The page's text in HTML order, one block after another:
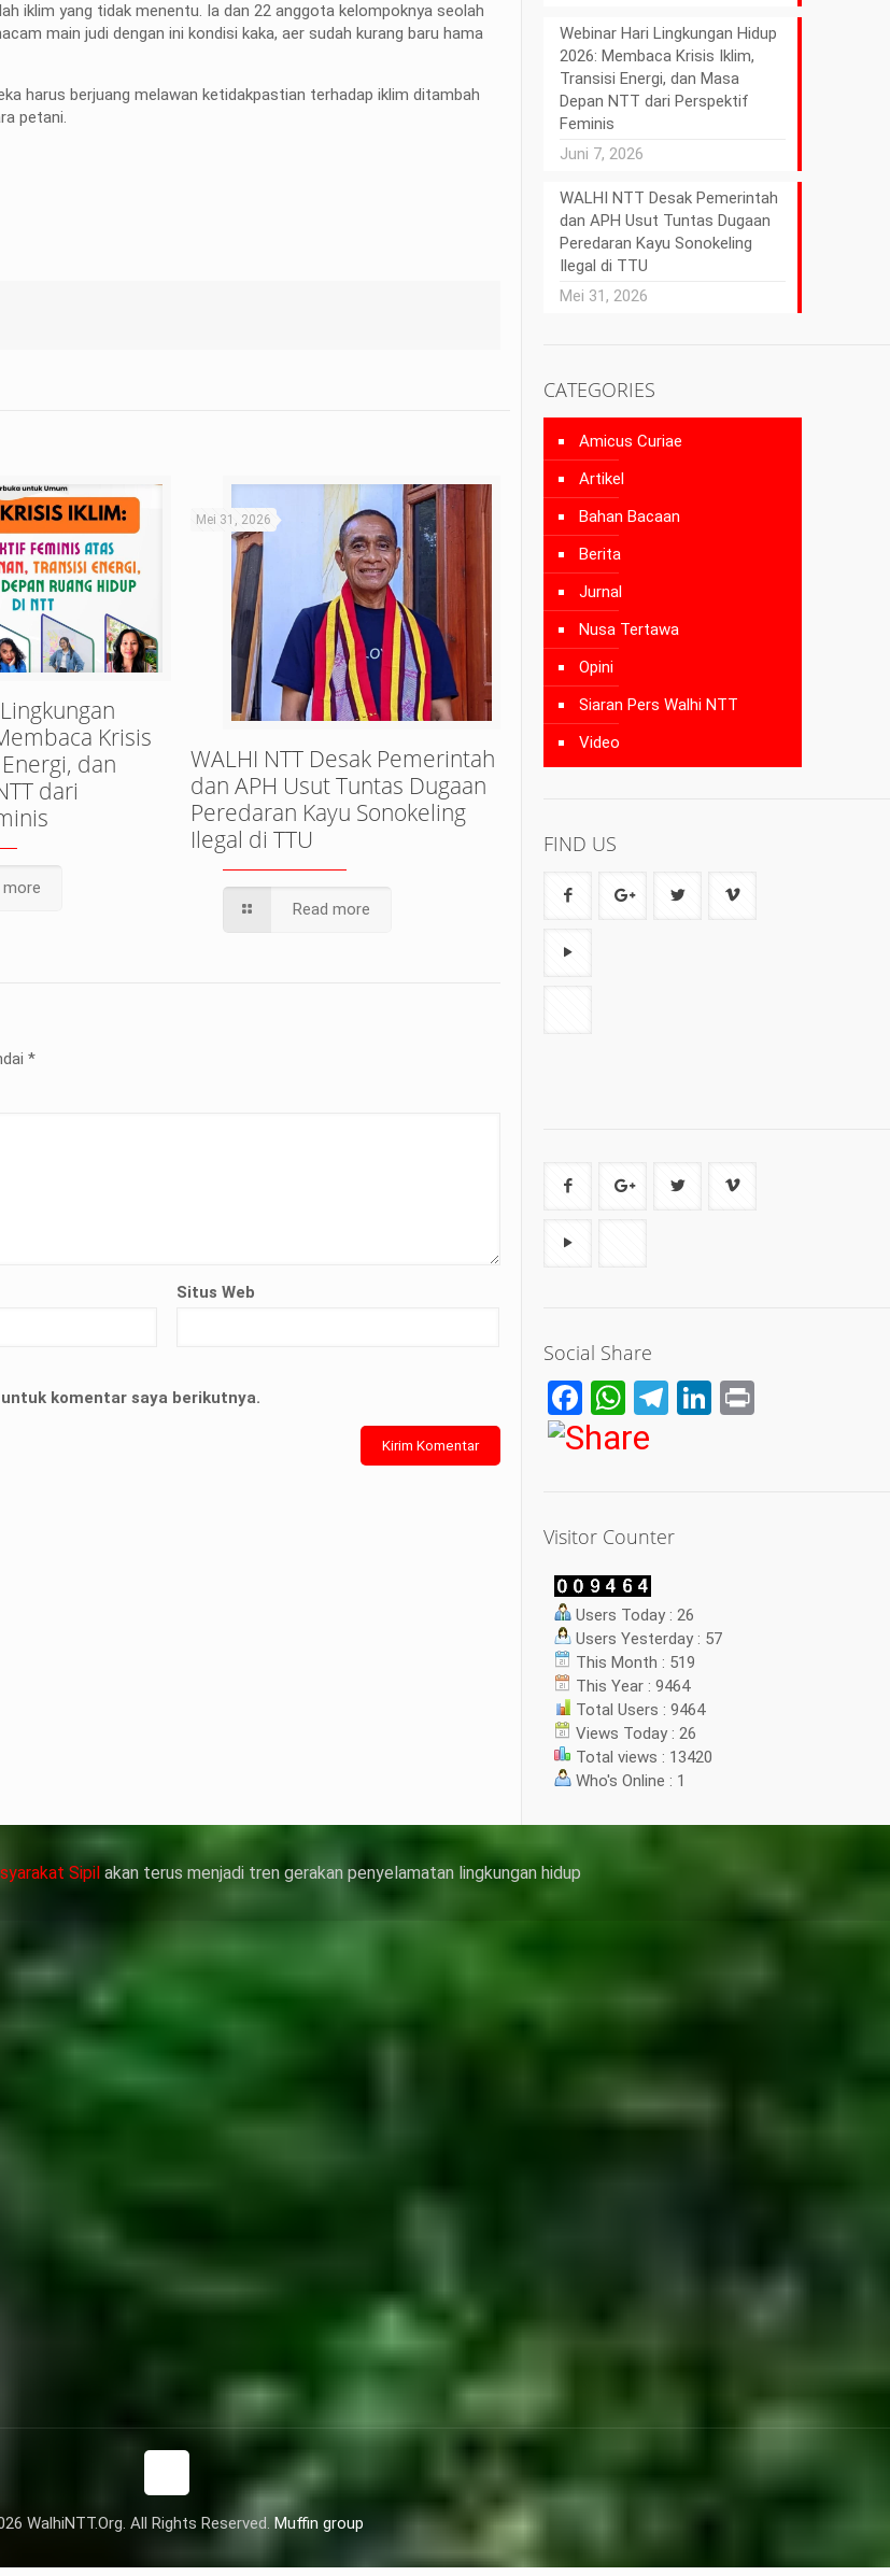
iklim yang tidak menentu. Ia dan 22 anggota kelompoknya seolah
main judi dengan ini kondisi kaka, aer sudah kurang baru hama
harus berjuang melawan ketidakpastian terhadap iklim ditambah
petani.
Krisis
dan
dari
more
Mei 31, 2026
WALHI NTT Desak Pemerintah
dan APH Usut Tuntas Dugaan
Peredaran Kayu Sonokeling
Ilegal di TTU
Read more
*
Situs Web
komentar saya berikutnya.
Webinar Hari Lingkungan Hidup
2026: Membaca Krisis Iklim,
Transisi Energi, dan Masa
Depan NTT dari Perspektif
Feminis
Juni 7, 2026
WALHI NTT Desak Pemerintah
dan APH Usut Tuntas Dugaan
Peredaran Kayu Sonokeling
Ilegal di TTU
Mei 31, 2026
CATEGORIES
Amicus Curiae
Artikel
Bahan Bacaan
Berita
Jurnal
Nusa Tertawa
Opini
Siaran Pers Walhi NTT
Video
FIND US
Social Share
Facebook
WhatsApp
Telegram
LinkedIn
Visitor Counter
Users Today : 26
Users Yesterday : 57
This Month : 519
This Year : 9464
Total Users : 9464
Views Today : 26
Total views : 13420
Who's Online : 1
Sipilakan terus menjadi tren gerakan penyelamatan lingkungan hidup
WalhiNTT.Org. All Rights Reserved. Muffin group